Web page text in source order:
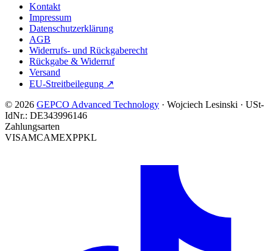
Kontakt
Impressum
Datenschutzerklärung
AGB
Widerrufs- und Rückgaberecht
Rückgabe & Widerruf
Versand
EU-Streitbeilegung ↗
© 2026 GEPCO Advanced Technology · Wojciech Lesinski · USt-
IdNr.: DE343996146
Zahlungsarten
VISAMCAMEXPPKL